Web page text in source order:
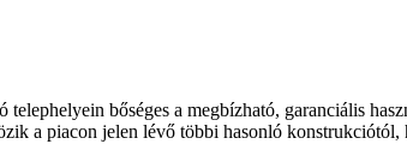
telephelyein bőséges a megbízható, garanciális
a piacon jelen lévő többi hasonló